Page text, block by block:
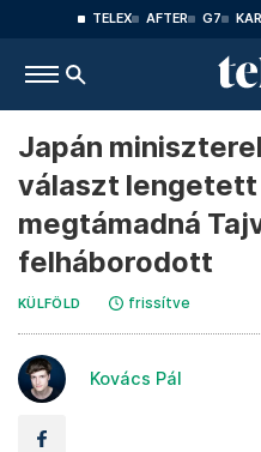
TELEX AFTER G7
Japán
választ lengetett
megtámadná
felháborodott
KÜLFÖLD frissítve
Kovács Pál